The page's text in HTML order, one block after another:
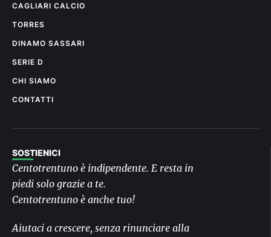
CAGLIARI CALCIO
TORRES
DINAMO SASSARI
SERIE D
CHI SIAMO
CONTATTI
SOSTIENICI
Centotrentuno è indipendente. E resta in
piedi solo grazie a te.
Centotrentuno è anche tuo!
Aiutaci a crescere, senza rinunciare alla